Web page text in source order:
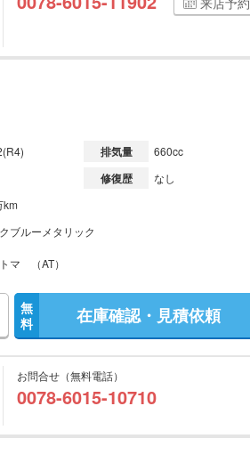
(R4) 排気量 660cc
修復歴 なし
km
ブルーメタリック
マ （AT）
無
料
在庫確認・見積依頼
お問合せ（無料電話）
0078-6015-10710